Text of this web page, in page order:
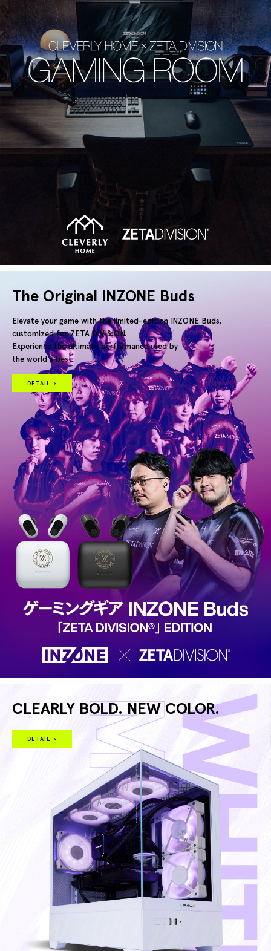
The Original INZONE Buds
Elevate your game with the limited-edition INZONE Buds,
customized for ZETA DIVISION.
Experience the ultimate performance used by
the world's best.
DETAIL >
CLEARLY BOLD. NEW COLOR.
DETAIL >